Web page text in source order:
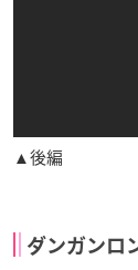
▲後編
ダンガンロ